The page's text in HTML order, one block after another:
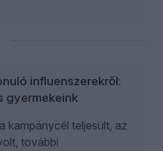
influenszerekről:
gyermekeink
kampánycél teljesült, az
további